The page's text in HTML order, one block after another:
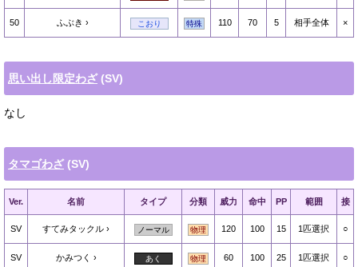
50 ふぶき こおり 特殊 110 70 5 相手全体 ×
思い出し限定わざ (SV)
なし
タマゴわざ (SV)
Ver. 名前 タイプ 分類 威力 命中 PP 範囲 接
SV すてみタックル ノーマル 物理 120 100 15 1匹選択 ○
SV かみつく あく 物理 60 100 25 1匹選択 ○